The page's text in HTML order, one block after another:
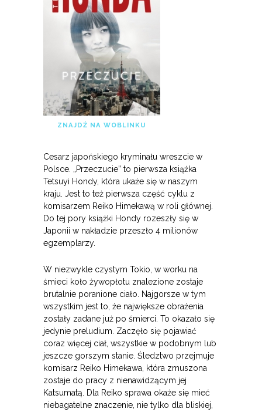
ZNAJDŹ NA WOBLINKU
Cesarz japońskiego kryminału wreszcie w
Polsce. „Przeczucie” to pierwsza książka
Tetsuyi Hondy, która ukaże się w naszym
kraju. Jest to też pierwsza część cyklu z
komisarzem Reiko Himekawą w roli głównej.
Do tej pory książki Hondy rozeszły się w
Japonii w nakładzie przeszło 4 milionów
egzemplarzy.
W niezwykle czystym Tokio, w worku na
śmieci koło żywopłotu znalezione zostaje
brutalnie poranione ciało. Najgorsze w tym
wszystkim jest to, że największe obrażenia
zostały zadane już po śmierci. To okazało się
jedynie preludium. Zaczęło się pojawiać
coraz więcej ciał, wszystkie w podobnym lub
jeszcze gorszym stanie. Śledztwo przejmuje
komisarz Reiko Himekawa, która zmuszona
zostaje do pracy z nienawidzącym jej
Katsumatą. Dla Reiko sprawa okaże się mieć
niebagatelne znaczenie, nie tylko dla bliskiej,